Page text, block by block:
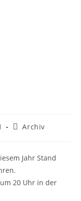
Archiv
Jahr Stand
20 Uhr in der